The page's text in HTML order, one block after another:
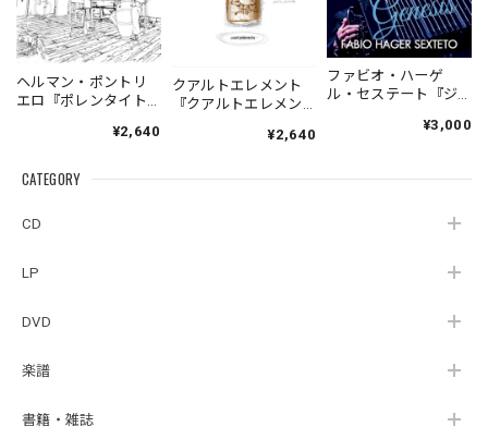
CATEGORY
CD
LP
DVD
楽譜
書籍・雑誌
ヘルマン・ポントリ
エロ『ポレンタイト
Pontoriero『POLENT
la Ribera』
¥2,640
クアルトエレメント
『クアルトエレメン
Cuartoelemento『Cu
（007RECORDS-27）
¥2,640
ファビオ・ハーゲ
ル・セステート『ジ
¥3,000